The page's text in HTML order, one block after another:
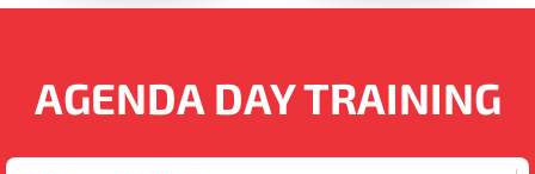
AGENDA DAY TRAINING